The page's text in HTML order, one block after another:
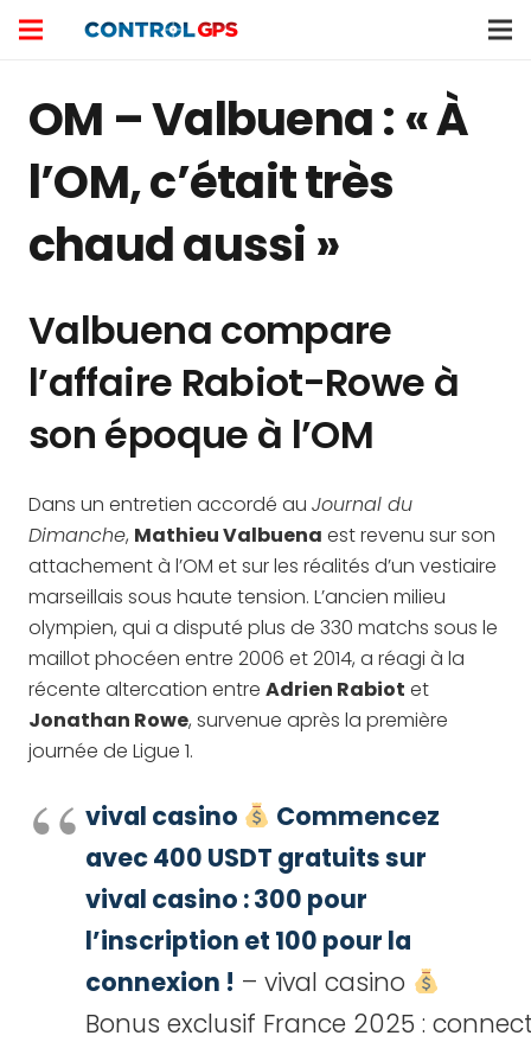
OM – Valbuena : « À
l’OM, c’était très
chaud aussi »
Valbuena compare
l’affaire Rabiot-Rowe à
son époque à l’OM
Dans un entretien accordé au Journal du
Dimanche, Mathieu Valbuena est revenu sur son
attachement à l’OM et sur les réalités d’un vestiaire
marseillais sous haute tension. L’ancien milieu
olympien, qui a disputé plus de 330 matchs sous le
maillot phocéen entre 2006 et 2014, a réagi à la
récente altercation entre Adrien Rabiot et
Jonathan Rowe, survenue après la première
journée de Ligue 1.
vival casino
Commencez
avec 400 USDT gratuits sur
vival casino : 300 pour
l’inscription et 100 pour la
connexion ! – vival casino
Bonus exclusif France 2025 :